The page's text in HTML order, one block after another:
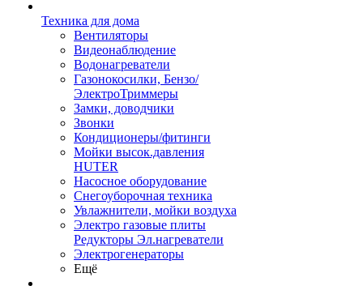
Техника для дома
Вентиляторы
Видеонаблюдение
Водонагреватели
Газонокосилки, Бензо/
ЭлектроТриммеры
Замки, доводчики
Звонки
Кондиционеры/фитинги
Мойки высок.давления
HUTER
Насосное оборудование
Снегоуборочная техника
Увлажнители, мойки воздуха
Электро газовые плиты
Редукторы Эл.нагреватели
Электрогенераторы
Ещё